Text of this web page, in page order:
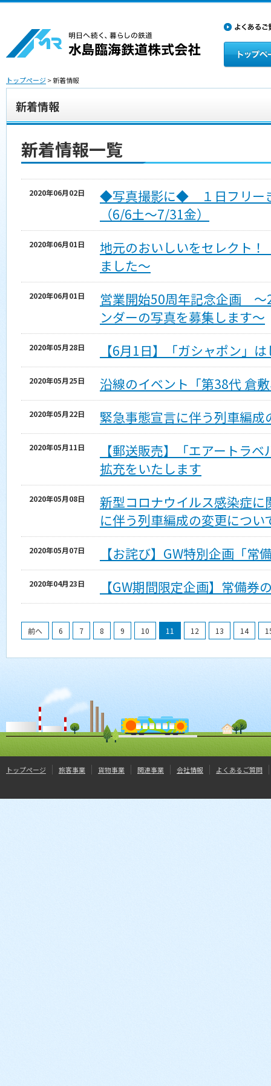
トップページ> 新着情報
新着情報
新着情報一覧
2020年06月02日
◆写真撮影に◆ １日フリー
（6/6土～7/31金）
2020年06月01日
地元のおいしいをセレクト
ました～
2020年06月01日
営業開始50周年記念企画 ～
ンダーの写真を募集します～
2020年05月28日 【6月1日】「ガシャポン」
2020年05月25日 沿線のイベント「第38代 倉
2020年05月22日 緊急事態宣言に伴う列車編
2020年05月11日
【郵送販売】「エアートラ
拡充をいたします
2020年05月08日
新型コロナウイルス感染症
に伴う列車編成の変更につい
2020年05月07日 【お詫び】GW特別企画「常
2020年04月23日 【GW期間限定企画】常備券
前へ 6 7 8 9 10 11 12 13 14
トップページ 旅客事業 貨物事業 関連事業 会社情報 よくあるご質問